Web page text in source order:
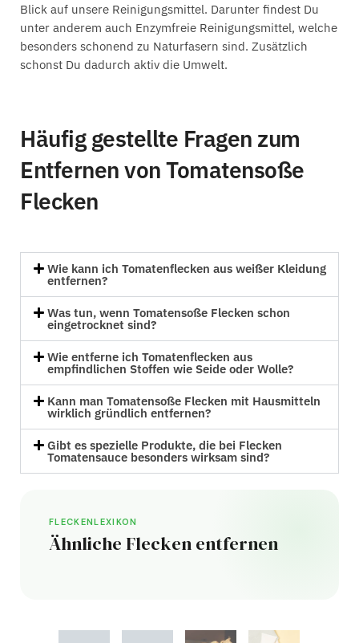
Blick auf unsere Reinigungsmittel. Darunter findest Du
unter anderem auch Enzymfreie Reinigungsmittel, welche
besonders schonend zu Naturfasern sind. Zusätzlich
schonst Du dadurch aktiv die Umwelt.
Häufig gestellte Fragen zum
Entfernen von Tomatensoße
Flecken
Wie kann ich Tomatenflecken aus weißer Kleidung
entfernen?
Was tun, wenn Tomatensoße Flecken schon
eingetrocknet sind?
Wie entferne ich Tomatenflecken aus
empfindlichen Stoffen wie Seide oder Wolle?
Kann man Tomatensoße Flecken mit Hausmitteln
wirklich gründlich entfernen?
Gibt es spezielle Produkte, die bei Flecken
Tomatensauce besonders wirksam sind?
FLECKENLEXIKON
Ähnliche Flecken entfernen